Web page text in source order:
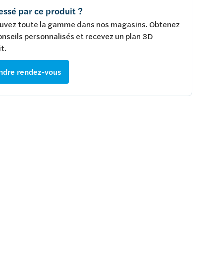
par ce produit ?
toute la gamme dans nos magasins. Obtenez
personnalisés et recevez un plan 3D
rendez-vous